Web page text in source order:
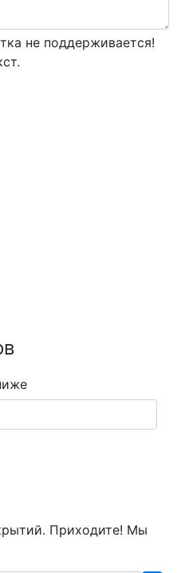
не поддерживается!
Приходите! Мы